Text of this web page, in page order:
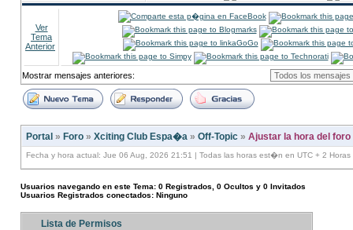
Ver
Tema
Anterior
Mostrar mensajes anteriores:
Portal » Foro » Xciting Club Espa�a » Off-Topic » Ajustar la hora del foro
Fecha y hora actual: Jue 06 Aug, 2026 21:51 | Todas las horas est�n en UTC + 2 Horas
Usuarios navegando en este Tema: 0 Registrados, 0 Ocultos y 0 Invitados
Usuarios Registrados conectados: Ninguno
Lista de Permisos